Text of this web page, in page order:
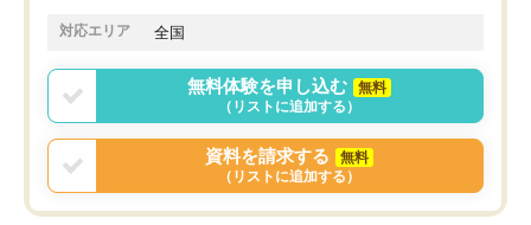
対応エリア 全国
無料体験を申し込む
無料
（リストに追加する）
資料を請求する
無料
（リストに追加する）